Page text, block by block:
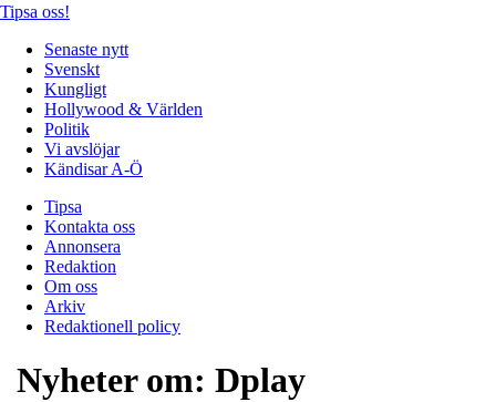
Tipsa oss!
Senaste nytt
Svenskt
Kungligt
Hollywood & Världen
Politik
Vi avslöjar
Kändisar A-Ö
Tipsa
Kontakta oss
Annonsera
Redaktion
Om oss
Arkiv
Redaktionell policy
Nyheter om: Dplay